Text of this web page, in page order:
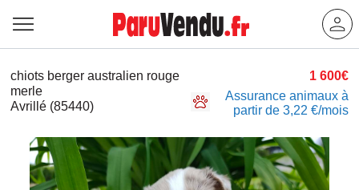
chiots berger australien rouge
merle
Avrillé (85440)
1 600€
Assurance animaux à
partir de 3,22 €/mois